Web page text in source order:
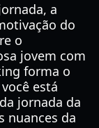
a
do
o
jovem com
forma o
está
jornada da
nuances da